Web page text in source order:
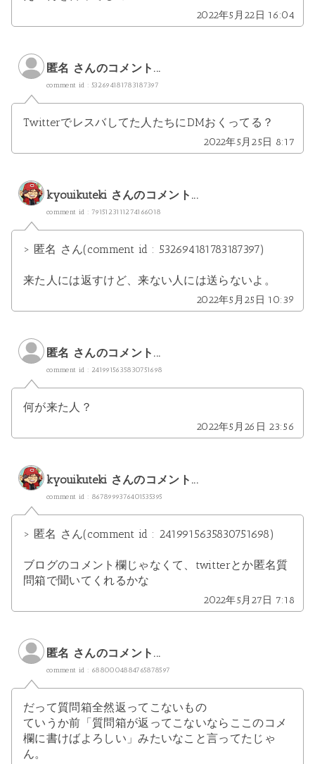
2022年5月22日 16:04
匿名 さんのコメント...
comment id : 532694181783187397
Twitterでレスバしてた人たちにDMおくってる？
2022年5月25日 8:17
kyouikuteki さんのコメント...
comment id : 7915123111274166018
> 匿名 さん(comment id : 532694181783187397)
来た人には返すけど、来ない人には送らないよ。
2022年5月25日 10:39
匿名 さんのコメント...
comment id : 2419915635830751698
何が来た人？
2022年5月26日 23:56
kyouikuteki さんのコメント...
comment id : 8678999376401535395
> 匿名 さん(comment id : 2419915635830751698)
ブログのコメント欄じゃなくて、twitterとか匿名質
問箱で聞いてくれるかな
2022年5月27日 7:18
匿名 さんのコメント...
comment id : 6880004884765878597
だって質問箱全然返ってこないもの
ていうか前「質問箱が返ってこないならここのコメ
欄に書けばよろしい」みたいなこと言ってたじゃ
ん。